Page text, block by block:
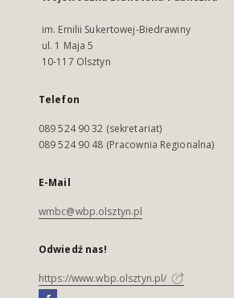
im. Emilii Sukertowej-Biedrawiny
ul. 1 Maja 5
10-117 Olsztyn
Telefon
089 524 90 32 (sekretariat)
089 524 90 48 (Pracownia Regionalna)
E-Mail
wmbc@wbp.olsztyn.pl
Odwiedź nas!
https://www.wbp.olsztyn.pl/